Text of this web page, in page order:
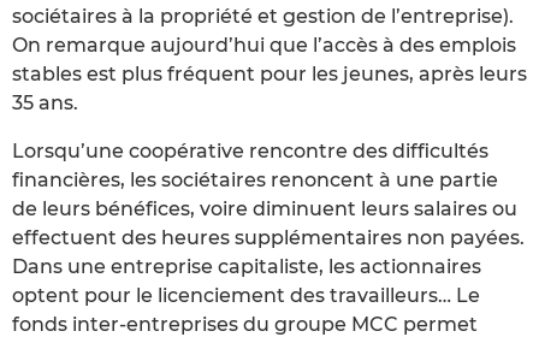
sociétaires à la propriété et gestion de l’entreprise).
On remarque aujourd’hui que l’accès à des emplois
stables est plus fréquent pour les jeunes, après leurs
35 ans.
Lorsqu’une coopérative rencontre des difficultés
financières, les sociétaires renoncent à une partie
de leurs bénéfices, voire diminuent leurs salaires ou
effectuent des heures supplémentaires non payées.
Dans une entreprise capitaliste, les actionnaires
optent pour le licenciement des travailleurs… Le
fonds inter-entreprises du groupe MCC permet